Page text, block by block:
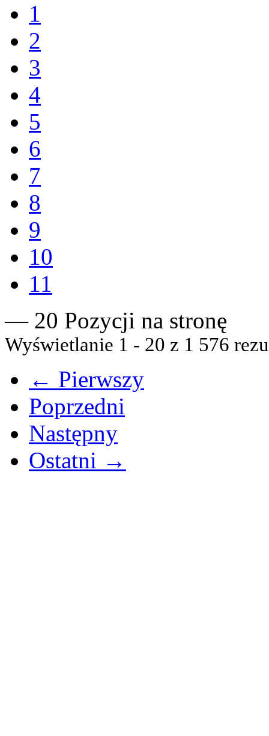
1
2
3
4
5
6
7
8
9
10
11
— 20 Pozycji na stronę
Wyświetlanie 1 - 20 z 1 576
← Pierwszy
Poprzedni
Następny
Ostatni →